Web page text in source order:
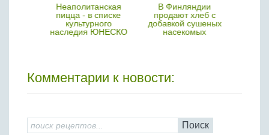
Неаполитанская
пицца - в списке
культурного
наследия ЮНЕСКО
В Финляндии
продают хлеб с
добавкой сушеных
насекомых
Комментарии к новости:
Поиск